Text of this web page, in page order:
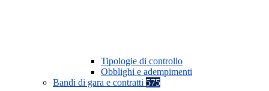
Tipologie di controllo
Obblighi e adempimenti
Bandi di gara e contratti 575